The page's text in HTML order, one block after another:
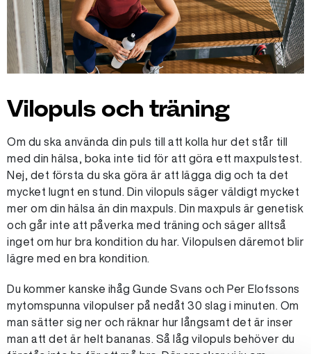
Vilopuls och träning
Om du ska använda din puls till att kolla hur det står till
med din hälsa, boka inte tid för att göra ett maxpulstest.
Nej, det första du ska göra är att lägga dig och ta det
mycket lugnt en stund. Din vilopuls säger väldigt mycket
mer om din hälsa än din maxpuls. Din maxpuls är genetisk
och går inte att påverka med träning och säger alltså
inget om hur bra kondition du har. Vilopulsen däremot blir
lägre med en bra kondition.
Du kommer kanske ihåg Gunde Svans och Per Elofssons
mytomspunna vilopulser på nedåt 30 slag i minuten. Om
man sätter sig ner och räknar hur långsamt det är inser
man att det är helt bananas. Så låg vilopuls behöver du